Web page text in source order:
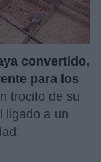
convertido,
para los
trocito de su
ligado a un